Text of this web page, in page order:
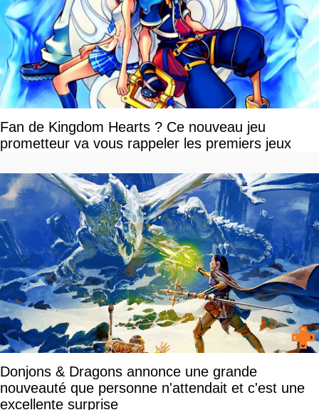
Fan de Kingdom Hearts ? Ce nouveau jeu
prometteur va vous rappeler les premiers jeux
Donjons & Dragons annonce une grande
nouveauté que personne n'attendait et c'est une
excellente surprise